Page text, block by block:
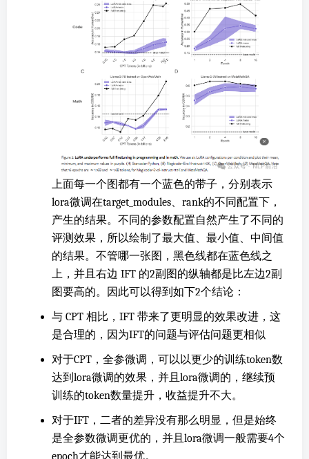
上面每一个图都有一个蓝色的带子，分别表示
lora微调在target_modules、rank的不同配置下，
产生的结果。不同的参数配置自然产生了不同的
评测效果，所以绘制了最大值、最小值、中间值
的结果。不管哪一张图，黑色线都在蓝色线之
上，并且右边 IFT 的2副图的纵轴都是比左边2副
图要高的。因此可以得到如下2个结论：
与 CPT 相比，IFT 带来了更明显的效果改进，这
是合理的，因为IFT的问题与评估问题更相似
对于CPT，全参微调，可以以更少的训练token数
达到lora微调的效果，并且lora微调的，继续预
训练的token数量提升，收益提升不大。
对于IFT，二者的差异没有那么明显，但是始终
是全参数微调更优的，并且lora微调一般需要4个
epoch才能达到最优。